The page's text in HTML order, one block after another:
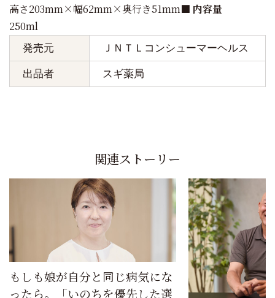
高さ203mm×幅62mm×奥行き51mm■ 内容量
250ml
発売元 ＪＮＴＬコンシューマーヘルス
出品者 スギ薬局
関連ストーリー
もしも娘が自分と同じ病気にな
ったら。「いのちを優先した選